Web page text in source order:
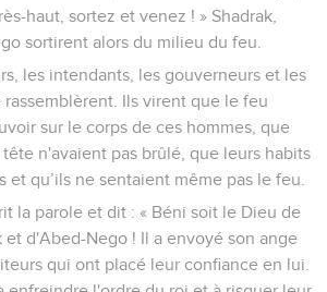
haut, sortez et venez ! » Shadrak,
sortirent alors du milieu du feu.
les intendants, les gouverneurs et les
Ils virent que le feu
sur le corps de ces hommes, que
n'avaient pas brûlé, que leurs habits
et qu’ils ne sentaient même pas le feu.
la parole et dit : « Béni soit le Dieu de
et d'Abed-Nego ! Il a envoyé son ange
qui ont placé leur confiance en lui.